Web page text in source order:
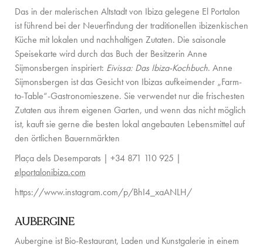
KONTAKT
Das in der malerischen Altstadt von Ibiza gelegene El Portalon
ist führend bei der Neuerfindung der traditionellen ibizenkischen
Küche mit lokalen und nachhaltigen Zutaten. Die saisonale
Speisekarte wird durch das Buch der Besitzerin Anne
Sijmonsbergen inspiriert: Eivissa: Das Ibiza-Kochbuch. Anne
Sijmonsbergen ist das Gesicht von Ibizas aufkeimender „Farm-
to-Table“-Gastronomieszene. Sie verwendet nur die frischesten
Zutaten aus ihrem eigenen Garten, und wenn das nicht möglich
ist, kauft sie gerne die besten lokal angebauten Lebensmittel auf
den örtlichen Bauernmärkten
Plaça dels Desemparats | +34 871 110 925 |
elportalonibiza.com
https://www.instagram.com/p/BhI4_xaANLH/
AUBERGINE
Aubergine ist Bio-Restaurant, Laden und Kunstgalerie in einem